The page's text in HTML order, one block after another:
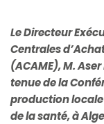
Le Directeur
Centrales
(ACAME), M.
tenue de la
production
de la santé, à